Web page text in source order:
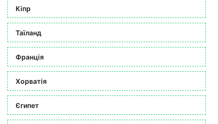
Кіпр
Таїланд
Франція
Хорватія
Єгипет